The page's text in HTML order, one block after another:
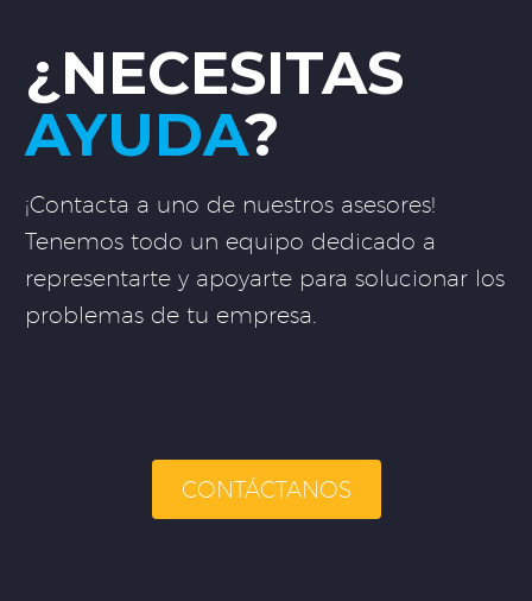
¿NECESITAS
AYUDA?
¡Contacta a uno de nuestros asesores!
Tenemos todo un equipo dedicado a
representarte y apoyarte para solucionar los
problemas de tu empresa.
CONTÁCTANOS